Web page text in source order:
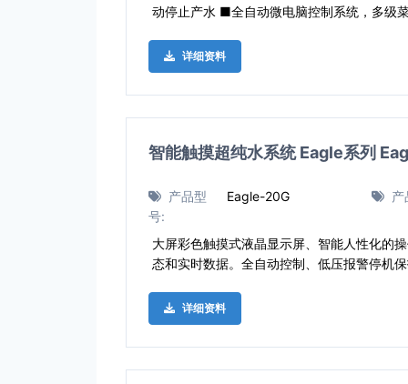
动停止产水 ■全自动微电脑控制系统，多级
详细资料
智能触摸超纯水系统 Eagle系列
产品型
号:
Eagle-20G 产
大屏彩色触摸式液晶显示屏、智能人性化的
态和实时数据。全自动控制、低压报警停机
详细资料